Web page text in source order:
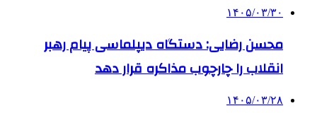
۱۴۰۵/۰۳/۳۰
محسن رضایی: دستگاه دیپلماسی پیام رهبر
انقلاب را چارچوب مذاکره قرار دهد
۱۴۰۵/۰۳/۲۸